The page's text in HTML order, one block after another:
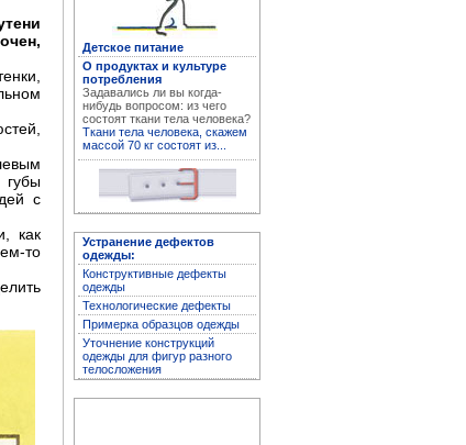
губы
с
как
то
Устранение дефектов
одежды
Архив журнала
"Здоровье"
Детское питание
О продуктах и культуре
потребления
Задавались ли вы когда-
нибудь вопросом: из чего
состоят ткани тела человека?
Ткани тела человека, скажем
массой 70 кг состоят из...
Устранение дефектов
одежды:
Конструктивные дефекты
одежды
Технологические дефекты
Примерка образцов одежды
Уточнение конструкций
одежды для фигур разного
телосложения